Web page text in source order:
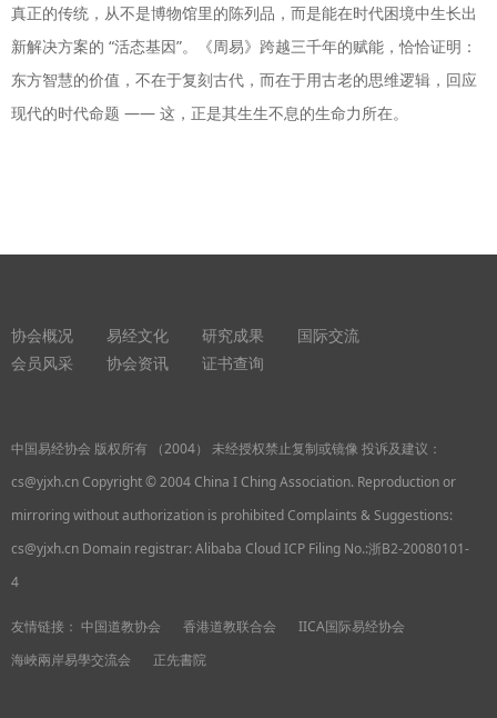
真正的传统，从不是博物馆里的陈列品，而是能在时代困境中生长出
新解决方案的 “活态基因”。《周易》跨越三千年的赋能，恰恰证明：
东方智慧的价值，不在于复刻古代，而在于用古老的思维逻辑，回应
现代的时代命题 —— 这，正是其生生不息的生命力所在。
协会概况 易经文化 研究成果
国际交流
会员风采
协会资讯 证书查询
中国易经协会 版权所有 （2004） 未经授权禁止复制或镜像 投诉及建议：
cs@yjxh.cn Copyright © 2004 China I Ching Association. Reproduction or
mirroring without authorization is prohibited Complaints & Suggestions:
cs@yjxh.cn Domain registrar: Alibaba Cloud ICP Filing No.:浙B2-20080101-
4
友情链接： 中国道教协会 香港道教联合会
IICA国际易经协会
海峽兩岸易學交流会
正先書院